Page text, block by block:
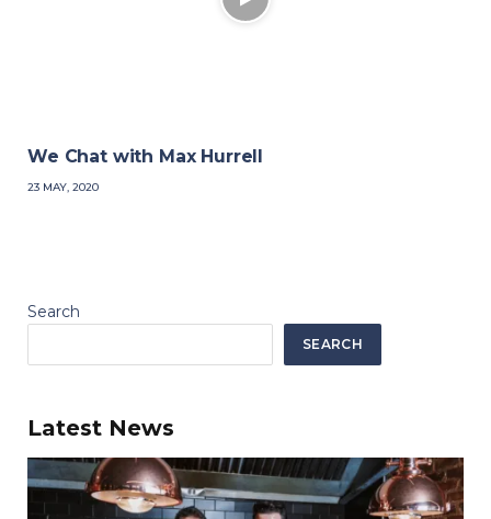
We Chat with Max Hurrell
23 MAY, 2020
Search
SEARCH
Latest News